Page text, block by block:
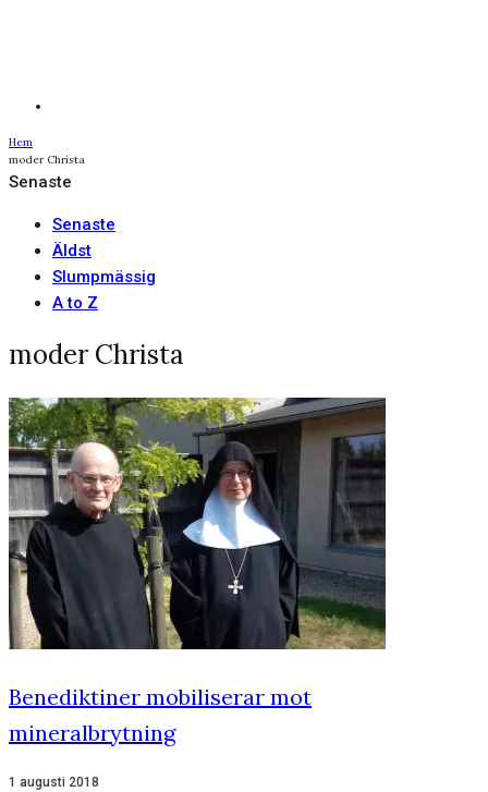
Hem
moder Christa
Senaste
Senaste
Äldst
Slumpmässig
A to Z
moder Christa
Benediktiner mobiliserar mot
mineralbrytning
1 augusti 2018